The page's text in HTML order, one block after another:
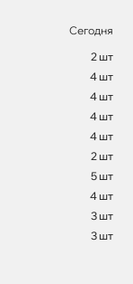
Сегодня
2 шт
4 шт
4 шт
4 шт
4 шт
2 шт
5 шт
4 шт
3 шт
3 шт